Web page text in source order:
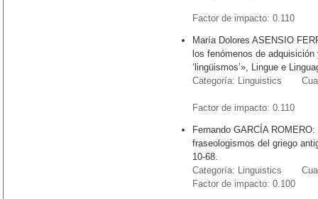
Factor de impacto:
María Dolores ASENSIO
los fenómenos de
‘lingüismos’», Lingue e
Categoría: Linguistics
Factor de impacto:
Fernando GARCÍA
fraseologismos del griego
10-68.
Categoría: Linguistics
Factor de impacto: 0.100